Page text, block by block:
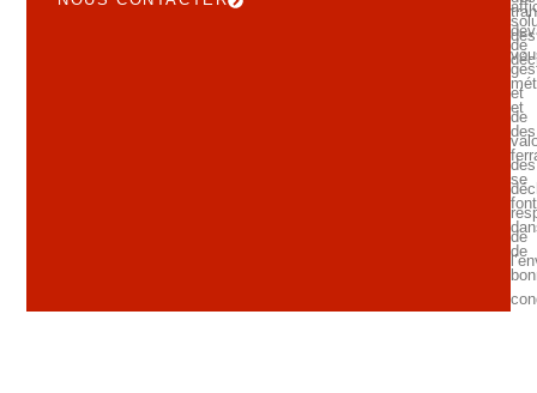
de
et
de
des
de
des
et
des
se
font
de